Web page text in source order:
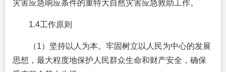
灾害应急响应条件的重特大自然灾害应急救助工作。
1.4工作原则
（1）坚持以人为本。牢固树立以人民为中心的发展
思想，最大程度地保护人民群众生命和财产安全，确保